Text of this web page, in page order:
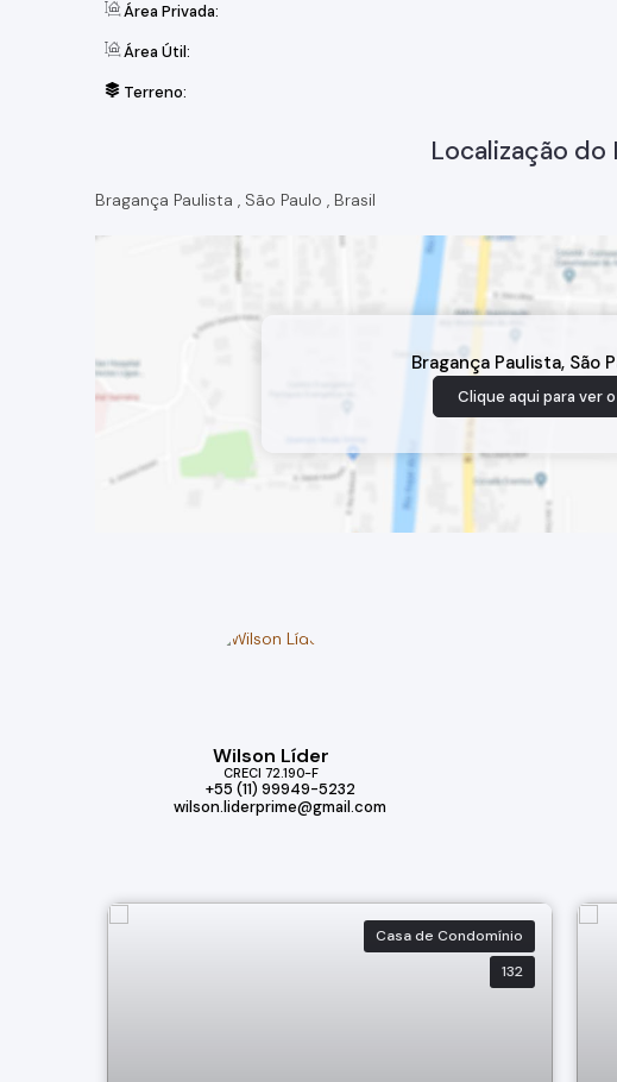
Área Privada:
Área Útil:
Terreno:
Localização do
Bragança Paulista , São Paulo , Brasil
Bragança Paulista, São
Clique aqui para ver o
Wilson Líder
CRECI 72.190-F
+55 (11) 99949-5232
wilson.liderprime@gmail.com
Casa de Condomínio
132